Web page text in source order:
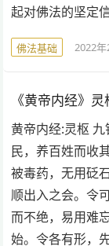
起对佛法的坚定
佛法基础 2022
《黄帝内经》灵
黄帝内经:灵枢
民，养百姓而收
被毒药，无用砭
顺出入之会。令
而不绝，易用难
始。令各有形，